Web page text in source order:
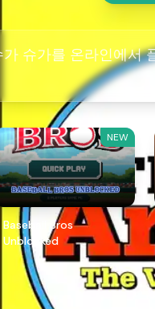
가 슈가를 온라인에서
NEW
Baseball Bros
Unblocked